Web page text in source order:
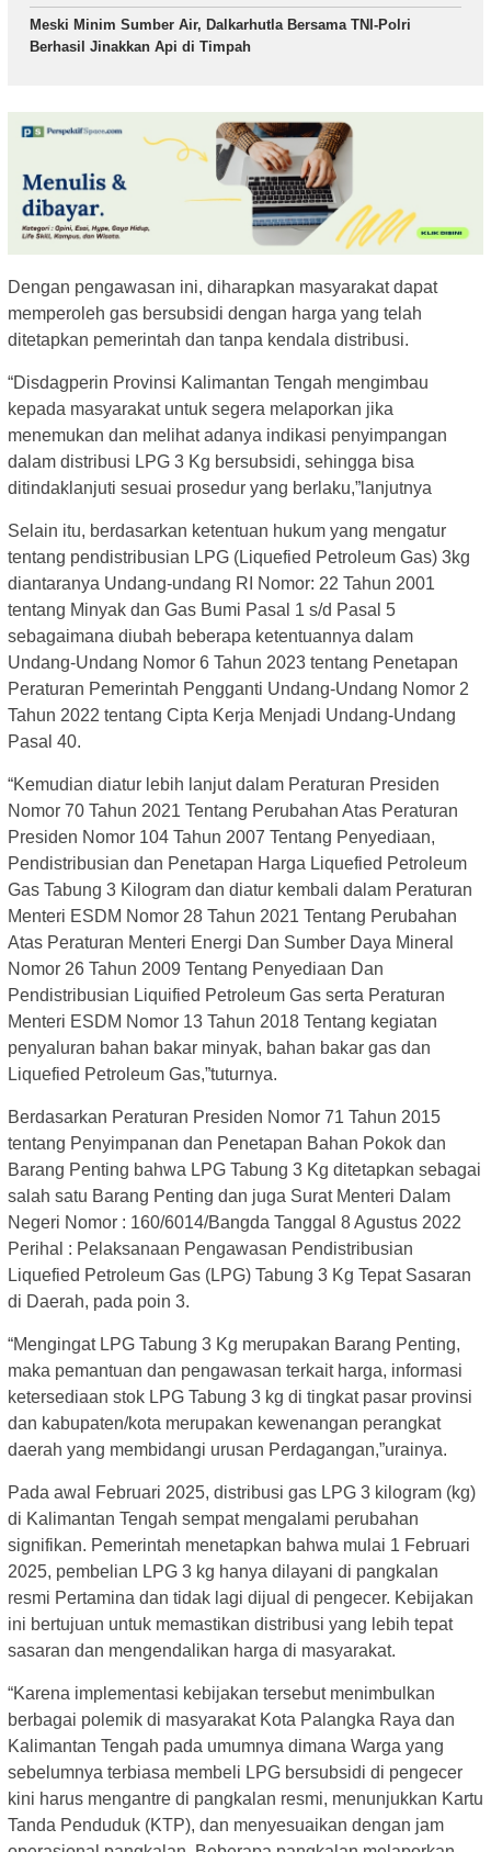
Meski Minim Sumber Air, Dalkarhutla Bersama TNI-Polri
Berhasil Jinakkan Api di Timpah
Dengan pengawasan ini, diharapkan masyarakat dapat
memperoleh gas bersubsidi dengan harga yang telah
ditetapkan pemerintah dan tanpa kendala distribusi.
“Disdagperin Provinsi Kalimantan Tengah mengimbau
kepada masyarakat untuk segera melaporkan jika
menemukan dan melihat adanya indikasi penyimpangan
dalam distribusi LPG 3 Kg bersubsidi, sehingga bisa
ditindaklanjuti sesuai prosedur yang berlaku,”lanjutnya
Selain itu, berdasarkan ketentuan hukum yang mengatur
tentang pendistribusian LPG (Liquefied Petroleum Gas) 3kg
diantaranya Undang-undang RI Nomor: 22 Tahun 2001
tentang Minyak dan Gas Bumi Pasal 1 s/d Pasal 5
sebagaimana diubah beberapa ketentuannya dalam
Undang-Undang Nomor 6 Tahun 2023 tentang Penetapan
Peraturan Pemerintah Pengganti Undang-Undang Nomor 2
Tahun 2022 tentang Cipta Kerja Menjadi Undang-Undang
Pasal 40.
“Kemudian diatur lebih lanjut dalam Peraturan Presiden
Nomor 70 Tahun 2021 Tentang Perubahan Atas Peraturan
Presiden Nomor 104 Tahun 2007 Tentang Penyediaan,
Pendistribusian dan Penetapan Harga Liquefied Petroleum
Gas Tabung 3 Kilogram dan diatur kembali dalam Peraturan
Menteri ESDM Nomor 28 Tahun 2021 Tentang Perubahan
Atas Peraturan Menteri Energi Dan Sumber Daya Mineral
Nomor 26 Tahun 2009 Tentang Penyediaan Dan
Pendistribusian Liquified Petroleum Gas serta Peraturan
Menteri ESDM Nomor 13 Tahun 2018 Tentang kegiatan
penyaluran bahan bakar minyak, bahan bakar gas dan
Liquefied Petroleum Gas,”tuturnya.
Berdasarkan Peraturan Presiden Nomor 71 Tahun 2015
tentang Penyimpanan dan Penetapan Bahan Pokok dan
Barang Penting bahwa LPG Tabung 3 Kg ditetapkan sebagai
salah satu Barang Penting dan juga Surat Menteri Dalam
Negeri Nomor : 160/6014/Bangda Tanggal 8 Agustus 2022
Perihal : Pelaksanaan Pengawasan Pendistribusian
Liquefied Petroleum Gas (LPG) Tabung 3 Kg Tepat Sasaran
di Daerah, pada poin 3.
“Mengingat LPG Tabung 3 Kg merupakan Barang Penting,
maka pemantuan dan pengawasan terkait harga, informasi
ketersediaan stok LPG Tabung 3 kg di tingkat pasar provinsi
dan kabupaten/kota merupakan kewenangan perangkat
daerah yang membidangi urusan Perdagangan,”urainya.
Pada awal Februari 2025, distribusi gas LPG 3 kilogram (kg)
di Kalimantan Tengah sempat mengalami perubahan
signifikan. Pemerintah menetapkan bahwa mulai 1 Februari
2025, pembelian LPG 3 kg hanya dilayani di pangkalan
resmi Pertamina dan tidak lagi dijual di pengecer. Kebijakan
ini bertujuan untuk memastikan distribusi yang lebih tepat
sasaran dan mengendalikan harga di masyarakat.
“Karena implementasi kebijakan tersebut menimbulkan
berbagai polemik di masyarakat Kota Palangka Raya dan
Kalimantan Tengah pada umumnya dimana Warga yang
sebelumnya terbiasa membeli LPG bersubsidi di pengecer
kini harus mengantre di pangkalan resmi, menunjukkan Kartu
Tanda Penduduk (KTP), dan menyesuaikan dengan jam